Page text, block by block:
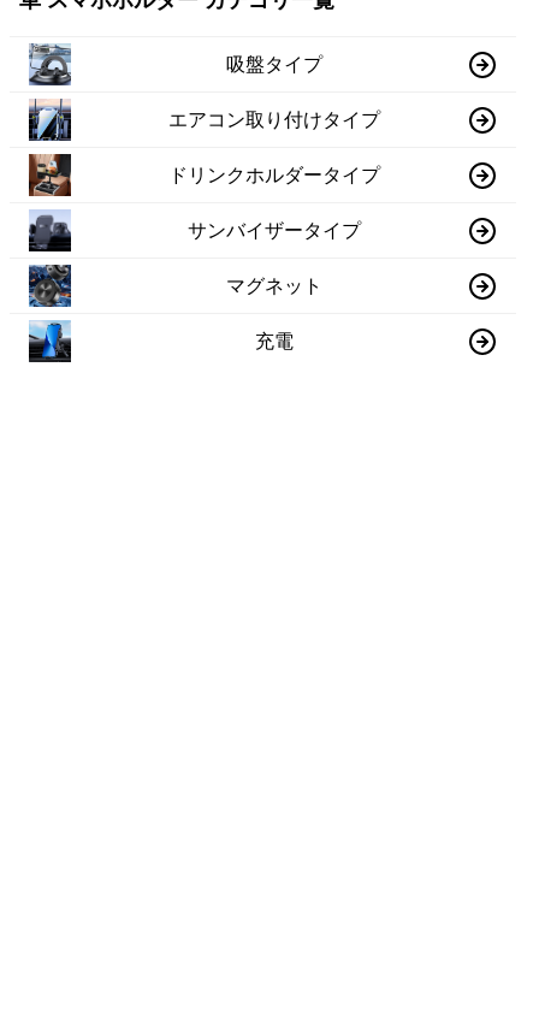
吸盤タイプ
エアコン取り付けタイプ
ドリンクホルダータイプ
サンバイザータイプ
マグネット
充電